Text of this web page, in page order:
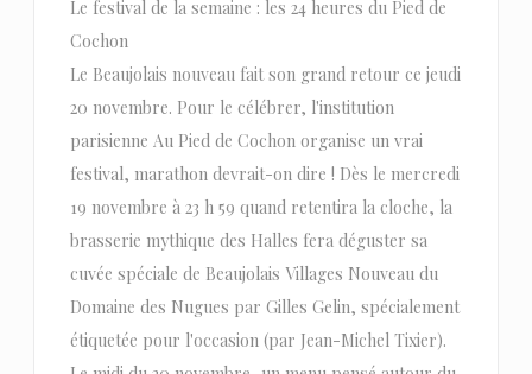
Le festival de la semaine : les 24 heures du Pied de
Cochon
Le Beaujolais nouveau fait son grand retour ce jeudi
20 novembre. Pour le célébrer, l'institution
parisienne Au Pied de Cochon organise un vrai
festival, marathon devrait-on dire ! Dès le mercredi
19 novembre à 23 h 59 quand retentira la cloche, la
brasserie mythique des Halles fera déguster sa
cuvée spéciale de Beaujolais Villages Nouveau du
Domaine des Nugues par Gilles Gelin, spécialement
étiquetée pour l'occasion (par Jean-Michel Tixier).